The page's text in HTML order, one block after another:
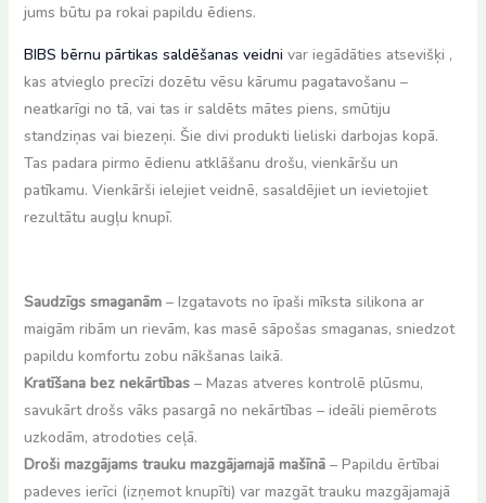
jums būtu pa rokai papildu ēdiens.
BIBS bērnu pārtikas saldēšanas veidni var iegādāties atsevišķi ,
kas atvieglo precīzi dozētu vēsu kārumu pagatavošanu –
neatkarīgi no tā, vai tas ir saldēts mātes piens, smūtiju
standziņas vai biezeņi. Šie divi produkti lieliski darbojas kopā.
Tas padara pirmo ēdienu atklāšanu drošu, vienkāršu un
patīkamu. Vienkārši ielejiet veidnē, sasaldējiet un ievietojiet
rezultātu augļu knupī.
Saudzīgs smaganām– Izgatavots no īpaši mīksta silikona ar
maigām ribām un rievām, kas masē sāpošas smaganas, sniedzot
papildu komfortu zobu nākšanas laikā.
Kratīšana bez nekārtības– Mazas atveres kontrolē plūsmu,
savukārt drošs vāks pasargā no nekārtības – ideāli piemērots
uzkodām, atrodoties ceļā.
Droši mazgājams trauku mazgājamajā mašīnā– Papildu ērtībai
padeves ierīci (izņemot knupīti) var mazgāt trauku mazgājamajā